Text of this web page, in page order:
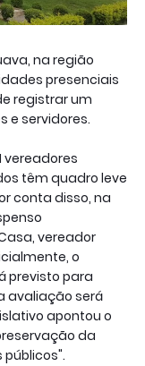
na região
presenciais
registrar um
e servidores.
vereadores
têm quadro leve
conta disso, na
vereador
o
previsto para
avaliação será
apontou o
da